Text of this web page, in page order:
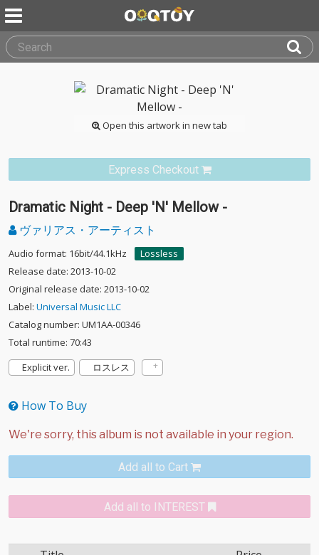
Open this artwork in new tab
Express Checkout
Dramatic Night - Deep 'N' Mellow -
ヴァリアス・アーティスト
Audio format: 16bit/44.1kHz
Lossless
Release date: 2013-10-02
Original release date: 2013-10-02
Label: Universal Music LLC
Catalog number: UM1AA-00346
Total runtime: 70:43
Explicit ver.
ロスレス
How To Buy
Add all to Cart
Add all to INTEREST